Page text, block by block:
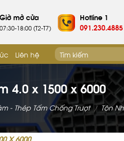
Giờ mở cửa
07:30-18:00 (T2-T7)
Hotline 1
091.230.4885
Liên hệ
Tìm
kiếm:
4.0 x 1500 x 6000
- Thép Tấm Chống Trượt / Tôn
X 6000